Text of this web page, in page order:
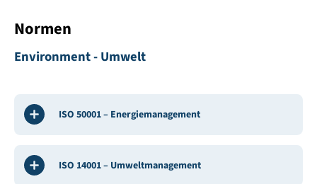
Normen
Environment - Umwelt
ISO 50001 – Energiemanagement
ISO 14001 – Umweltmanagement